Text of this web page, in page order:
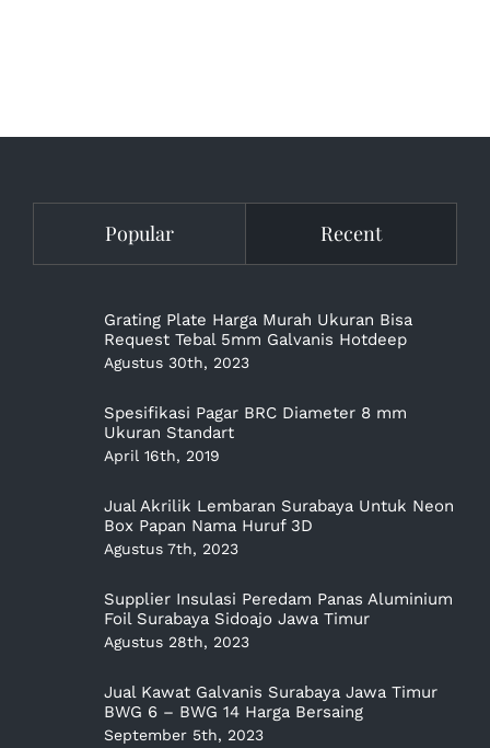
Popular Recent
Grating Plate Harga Murah Ukuran Bisa
Request Tebal 5mm Galvanis Hotdeep
Agustus 30th, 2023
Spesifikasi Pagar BRC Diameter 8 mm
Ukuran Standart
April 16th, 2019
Jual Akrilik Lembaran Surabaya Untuk Neon
Box Papan Nama Huruf 3D
Agustus 7th, 2023
Supplier Insulasi Peredam Panas Aluminium
Foil Surabaya Sidoajo Jawa Timur
Agustus 28th, 2023
Jual Kawat Galvanis Surabaya Jawa Timur
BWG 6 – BWG 14 Harga Bersaing
September 5th, 2023